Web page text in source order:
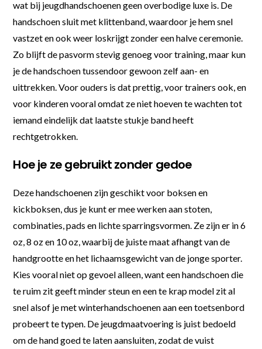
wat bij jeugdhandschoenen geen overbodige luxe is. De
handschoen sluit met klittenband, waardoor je hem snel
vastzet en ook weer loskrijgt zonder een halve ceremonie.
Zo blijft de pasvorm stevig genoeg voor training, maar kun
je de handschoen tussendoor gewoon zelf aan- en
uittrekken. Voor ouders is dat prettig, voor trainers ook, en
voor kinderen vooral omdat ze niet hoeven te wachten tot
iemand eindelijk dat laatste stukje band heeft
rechtgetrokken.
Hoe je ze gebruikt zonder gedoe
Deze handschoenen zijn geschikt voor boksen en
kickboksen, dus je kunt er mee werken aan stoten,
combinaties, pads en lichte sparringsvormen. Ze zijn er in 6
oz, 8 oz en 10 oz, waarbij de juiste maat afhangt van de
handgrootte en het lichaamsgewicht van de jonge sporter.
Kies vooral niet op gevoel alleen, want een handschoen die
te ruim zit geeft minder steun en een te krap model zit al
snel alsof je met winterhandschoenen aan een toetsenbord
probeert te typen. De jeugdmaatvoering is juist bedoeld
om de hand goed te laten aansluiten, zodat de vuist